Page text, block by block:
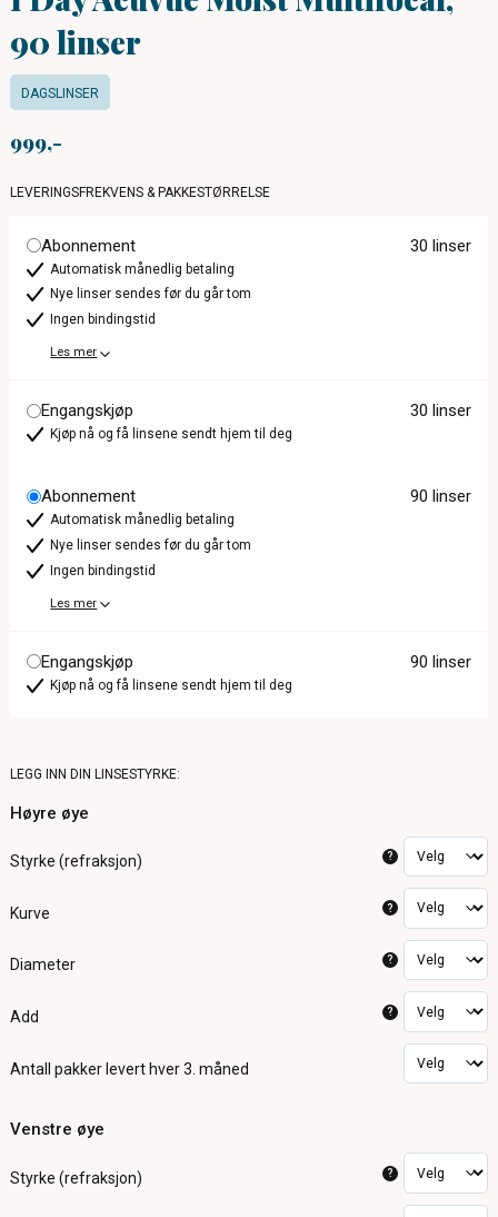
90 linser
DAGSLINSER
999
LEVERINGSFREKVENS & PAKKESTØRRELSE
Abonnement 30 linser
Automatisk månedlig betaling
Nye linser sendes før du går tom
Ingen bindingstid
Les mer
Engangskjøp 30 linser
Kjøp nå og få linsene sendt hjem til deg
Abonnement 90 linser
Automatisk månedlig betaling
Nye linser sendes før du går tom
Ingen bindingstid
Les mer
Engangskjøp 90 linser
Kjøp nå og få linsene sendt hjem til deg
LEGG INN DIN LINSESTYRKE:
Høyre øye
Styrke (refraksjon) ?
Kurve ?
Diameter ?
Add ?
Antall pakker levert hver 3. måned
Venstre øye
Styrke (refraksjon) ?